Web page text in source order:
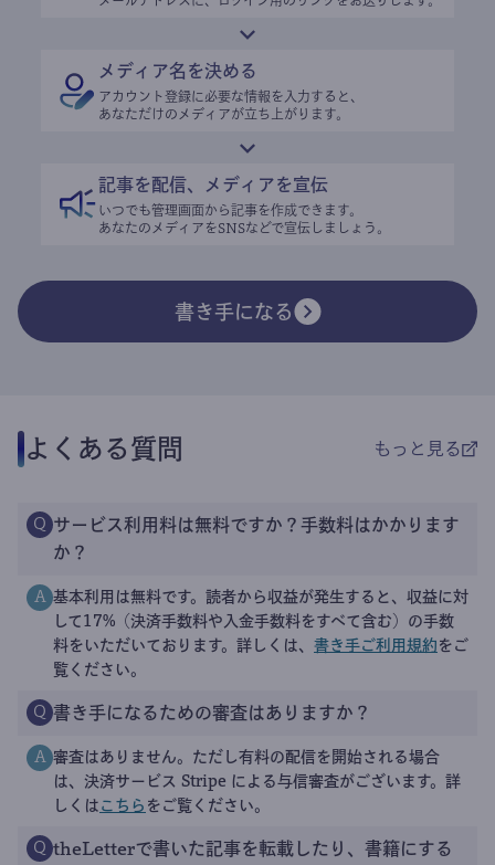
メディア名を決める
アカウント登録に必要な情報を入力すると、
あなただけのメディアが立ち上がります。
記事を配信、メディアを宣伝
いつでも管理画面から記事を作成できます。
あなたのメディアをSNSなどで宣伝しましょう。
書き手になる
よくある質問 もっと見る
Q サービス利用料は無料ですか？手数料はかかります
か？
A 基本利用は無料です。読者から収益が発生すると、収益に対
して17%（決済手数料や入金手数料をすべて含む）の手数
料をいただいております。詳しくは、 書き手ご利用規約 をご
覧ください。
Q 書き手になるための審査はありますか？
A 審査はありません。ただし有料の配信を開始される場合
は、決済サービス Stripe による与信審査がございます。詳
しくは こちら をご覧ください。
Q theLetterで書いた記事を転載したり、書籍にする